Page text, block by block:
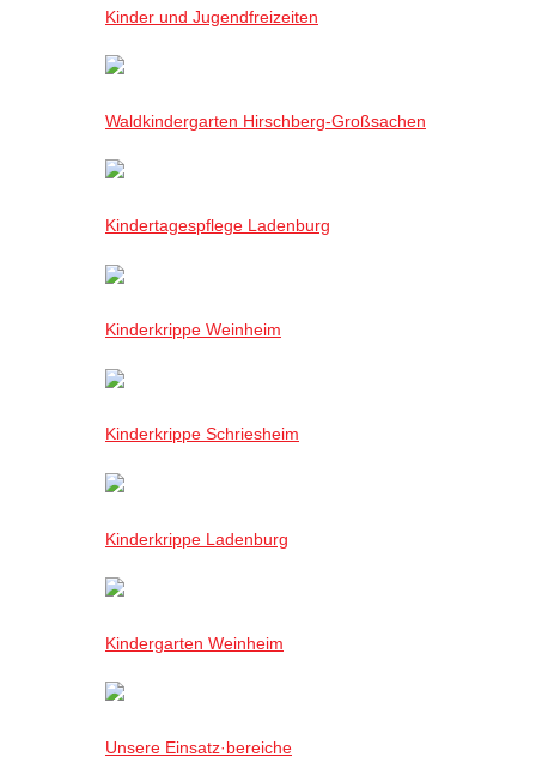
Kinder und Jugendfreizeiten
Waldkindergarten Hirschberg-Großsachen
Kindertagespflege Ladenburg
Kinderkrippe Weinheim
Kinderkrippe Schriesheim
Kinderkrippe Ladenburg
Kindergarten Weinheim
Unsere Einsatz·bereiche